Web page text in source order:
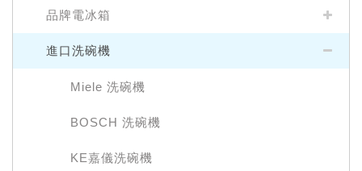
品牌電冰箱
進口洗碗機
Miele 洗碗機
BOSCH 洗碗機
KE嘉儀洗碗機